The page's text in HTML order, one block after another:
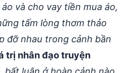
và cho vay tiền mua áo,
tấm lòng thơm thảo
đỡ nhau trong cảnh bần
trị nhân đạo truyện